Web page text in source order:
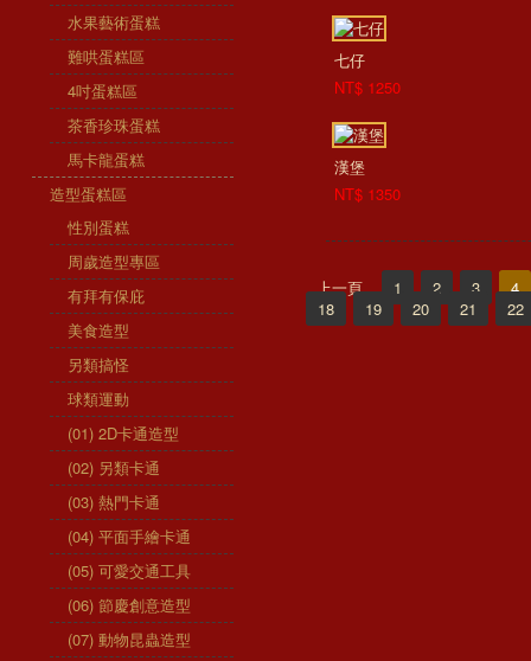
水果藝術蛋糕
難哄蛋糕區
4吋蛋糕區
茶香珍珠蛋糕
馬卡龍蛋糕
造型蛋糕區
性別蛋糕
周歲造型專區
有拜有保庇
美食造型
另類搞怪
球類運動
(01) 2D卡通造型
(02) 另類卡通
(03) 熱門卡通
(04) 平面手繪卡通
(05) 可愛交通工具
(06) 節慶創意造型
(07) 動物昆蟲造型
七仔
NT$ 1250
漢堡
NT$ 1350
上一頁 1 2 3
4
18
19 20 21 22